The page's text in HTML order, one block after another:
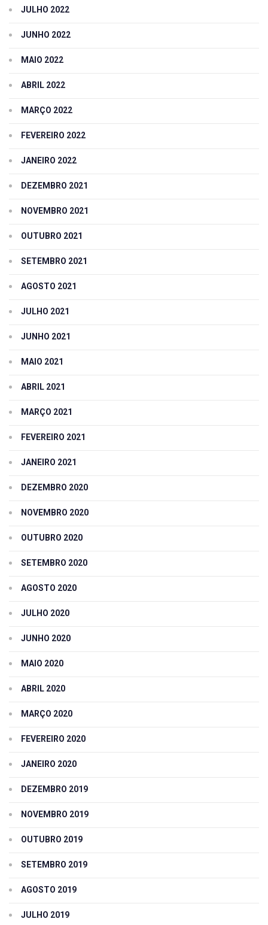
JULHO 2022
JUNHO 2022
MAIO 2022
ABRIL 2022
MARÇO 2022
FEVEREIRO 2022
JANEIRO 2022
DEZEMBRO 2021
NOVEMBRO 2021
OUTUBRO 2021
SETEMBRO 2021
AGOSTO 2021
JULHO 2021
JUNHO 2021
MAIO 2021
ABRIL 2021
MARÇO 2021
FEVEREIRO 2021
JANEIRO 2021
DEZEMBRO 2020
NOVEMBRO 2020
OUTUBRO 2020
SETEMBRO 2020
AGOSTO 2020
JULHO 2020
JUNHO 2020
MAIO 2020
ABRIL 2020
MARÇO 2020
FEVEREIRO 2020
JANEIRO 2020
DEZEMBRO 2019
NOVEMBRO 2019
OUTUBRO 2019
SETEMBRO 2019
AGOSTO 2019
JULHO 2019